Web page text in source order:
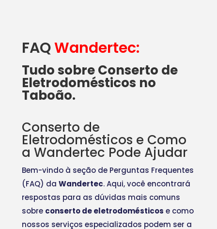
FAQWandertec:
Tudo sobre Conserto de
Eletrodomésticos no
Taboão.
Conserto de
Eletrodomésticos e Como
a Wandertec Pode Ajudar
Bem-vindo à seção de Perguntas Frequentes
(FAQ) da Wandertec. Aqui, você encontrará
respostas para as dúvidas mais comuns
sobre conserto de eletrodomésticos e como
nossos serviços especializados podem ser a